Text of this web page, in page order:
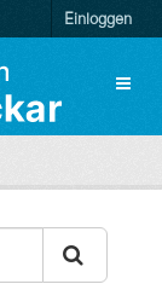
Einloggen